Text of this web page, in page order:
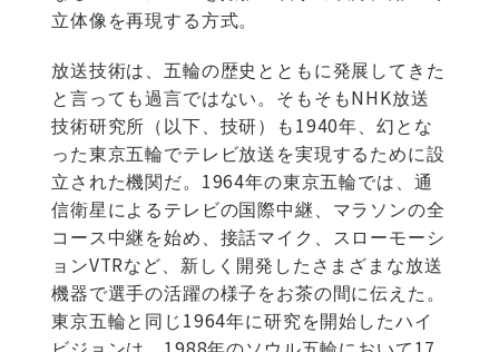
立体像を再現する方式。
放送技術は、五輪の歴史とともに発展してきた
と言っても過言ではない。そもそもNHK放送
技術研究所（以下、技研）も1940年、幻とな
った東京五輪でテレビ放送を実現するために設
立された機関だ。1964年の東京五輪では、通
信衛星によるテレビの国際中継、マラソンの全
コース中継を始め、接話マイク、スローモーシ
ョンVTRなど、新しく開発したさまざまな放送
機器で選手の活躍の様子をお茶の間に伝えた。
東京五輪と同じ1964年に研究を開始したハイ